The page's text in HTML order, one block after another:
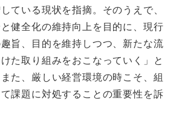
ている現状を指摘。そのうえで、
と健全化の維持向上を目的に、現行
旨、目的を維持しつつ、新たな流
た取り組みをおこなっていく」と
た、厳しい経営環境の時こそ、組
課題に対処することの重要性を訴